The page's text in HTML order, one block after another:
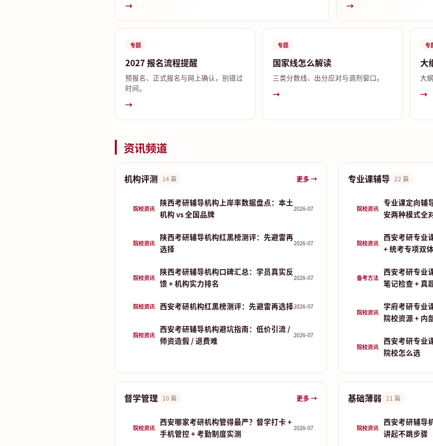
→ →
专题
2027 报名流程提醒
预报名、正式报名与网上确认，别错过
时间。
→
专题
国家线怎么解读
三类分数线、出分应对与调剂窗口。
→
专
大
大
→
资讯频道
机构评测 14 篇 更多 →
院校资讯
陕西考研辅导机构上岸率数据盘点：本土
机构 vs 全国品牌
2026-07
院校资讯
陕西考研辅导机构红黑榜测评：先避雷再
选择
2026-07
院校资讯
陕西考研辅导机构口碑汇总：学员真实反
馈 + 机构实力排名
2026-07
院校资讯 西安考研机构红黑榜测评：先避雷再选择2026-07
院校资讯
西安考研辅导机构避坑指南：低价引流 /
师资造假 / 退费难
2026-07
专业课辅导 22 篇
院校资讯
专业课定向辅
安两种模式全
院校资讯
西安考研专业
+ 统考专项双
备考方法
西安考研专业
笔记检查 + 真
院校资讯
学府考研专业
院校资源 + 内
院校资讯
西安考研专业
院校怎么选
督学管理 10 篇 更多 →
院校资讯
西安哪家考研机构管得最严？督学打卡 +
手机管控 + 考勤制度实测
2026-07
基础薄弱 11 篇
院校资讯
西安考研辅导
讲起不跳步骤